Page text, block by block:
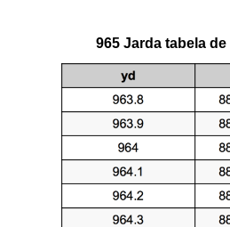
965 Jarda tabela